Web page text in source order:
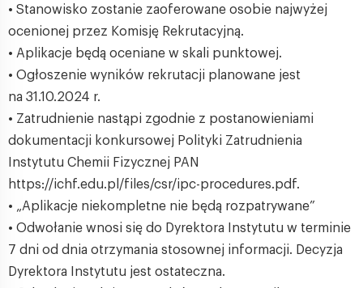
• Stanowisko zostanie zaoferowane osobie najwyżej
ocenionej przez Komisję Rekrutacyjną.
• Aplikacje będą oceniane w skali punktowej.
• Ogłoszenie wyników rekrutacji planowane jest
na 31.10.2024 r.
• Zatrudnienie nastąpi zgodnie z postanowieniami
dokumentacji konkursowej Polityki Zatrudnienia
Instytutu Chemii Fizycznej PAN
https://ichf.edu.pl/files/csr/ipc-procedures.pdf.
• „Aplikacje niekompletne nie będą rozpatrywane”
• Odwołanie wnosi się do Dyrektora Instytutu w terminie
7 dni od dnia otrzymania stosownej informacji. Decyzja
Dyrektora Instytutu jest ostateczna.